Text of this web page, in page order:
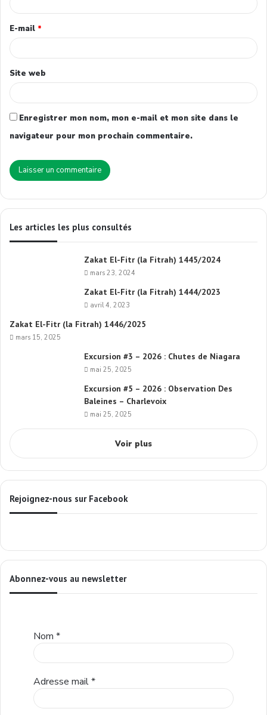
E-mail *
Site web
Enregistrer mon nom, mon e-mail et mon site dans le
navigateur pour mon prochain commentaire.
Les articles les plus consultés
Zakat El-Fitr (la Fitrah) 1445/2024
mars 23, 2024
Zakat El-Fitr (la Fitrah) 1444/2023
avril 4, 2023
Zakat El-Fitr (la Fitrah) 1446/2025
mars 15, 2025
Excursion #3 – 2026 : Chutes de Niagara
mai 25, 2025
Excursion #5 – 2026 : Observation Des
Baleines – Charlevoix
mai 25, 2025
Voir plus
Rejoignez-nous sur Facebook
Abonnez-vous au newsletter
Nom *
Adresse mail*